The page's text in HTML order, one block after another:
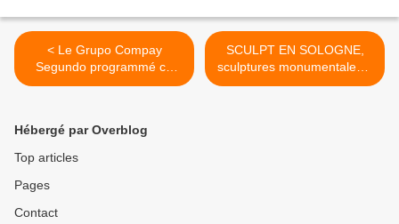
< Le Grupo Compay
Segundo programmé ce
vendredi 3...
SCULPT EN SOLOGNE,
sculptures monumentales à
Chaumont-sur-Tharonne,
Hébergé par Overblog
Top articles
Pages
Contact